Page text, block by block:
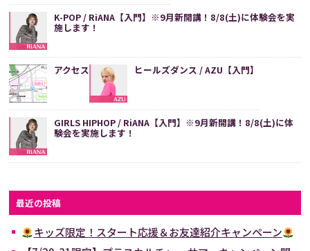
K-POP / RiANA【入門】※9月新開講！8/8(土)に体験会を実
施します！
アクセス ヒールズダンス / AZU【入門】
GIRLS HIPHOP / RiANA【入門】※9月新開講！8/8(土)に体
験会を実施します！
最近の投稿
キッズ限定！スタート応援＆お友達紹介キャンペーン